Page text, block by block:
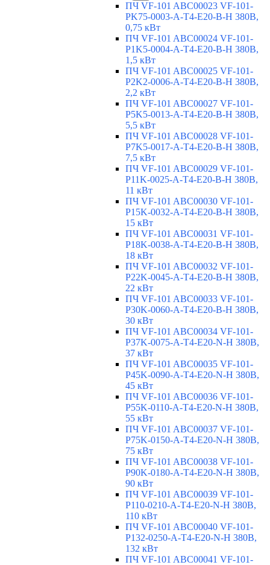
ПЧ VF-101 ABC00023 VF-101-
PK75-0003-A-T4-E20-B-H 380В,
0,75 кВт
ПЧ VF-101 ABC00024 VF-101-
P1K5-0004-A-T4-E20-B-H 380В,
1,5 кВт
ПЧ VF-101 ABC00025 VF-101-
P2K2-0006-A-T4-E20-B-H 380В,
2,2 кВт
ПЧ VF-101 ABC00027 VF-101-
P5K5-0013-A-T4-E20-B-H 380В,
5,5 кВт
ПЧ VF-101 ABC00028 VF-101-
P7K5-0017-A-T4-E20-B-H 380В,
7,5 кВт
ПЧ VF-101 ABC00029 VF-101-
P11K-0025-A-T4-E20-B-H 380В,
11 кВт
ПЧ VF-101 ABC00030 VF-101-
P15K-0032-A-T4-E20-B-H 380В,
15 кВт
ПЧ VF-101 ABC00031 VF-101-
P18K-0038-A-T4-E20-B-H 380В,
18 кВт
ПЧ VF-101 ABC00032 VF-101-
P22K-0045-A-T4-E20-B-H 380В,
22 кВт
ПЧ VF-101 ABC00033 VF-101-
P30K-0060-A-T4-E20-B-H 380В,
30 кВт
ПЧ VF-101 ABC00034 VF-101-
P37K-0075-A-T4-E20-N-H 380В,
37 кВт
ПЧ VF-101 ABC00035 VF-101-
P45K-0090-A-T4-E20-N-H 380В,
45 кВт
ПЧ VF-101 ABC00036 VF-101-
P55K-0110-A-T4-E20-N-H 380В,
55 кВт
ПЧ VF-101 ABC00037 VF-101-
P75K-0150-A-T4-E20-N-H 380В,
75 кВт
ПЧ VF-101 ABC00038 VF-101-
P90K-0180-A-T4-E20-N-H 380В,
90 кВт
ПЧ VF-101 ABC00039 VF-101-
P110-0210-A-T4-E20-N-H 380В,
110 кВт
ПЧ VF-101 ABC00040 VF-101-
P132-0250-A-T4-E20-N-H 380В,
132 кВт
ПЧ VF-101 ABC00041 VF-101-